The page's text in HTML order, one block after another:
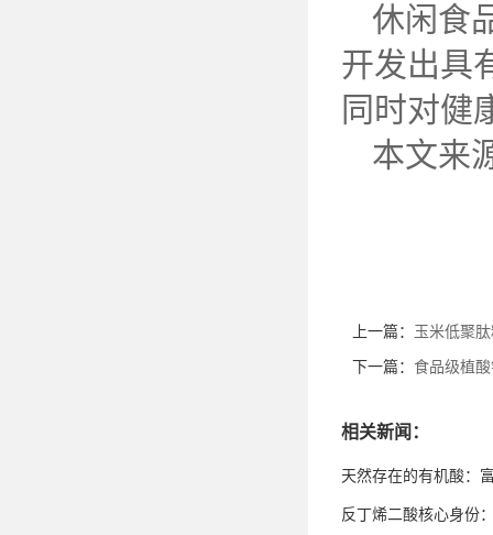
休闲食
开发出具
同时对健
本文来
上一篇： 玉米低聚
下一篇： 食品级植
相关新闻：
天然存在的有机酸：
反丁烯二酸核心身份